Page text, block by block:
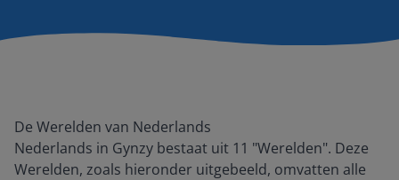
De Werelden van Nederlands
Nederlands in Gynzy bestaat uit 11 "Werelden". Deze
Werelden, zoals hieronder uitgebeeld, omvatten alle